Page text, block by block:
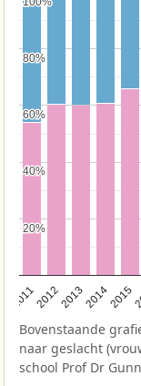
20112012201320142015
20%
20%
40%
40%
60%
60%
80%
80%
Bovenstaande
naar geslacht
school Prof Dr